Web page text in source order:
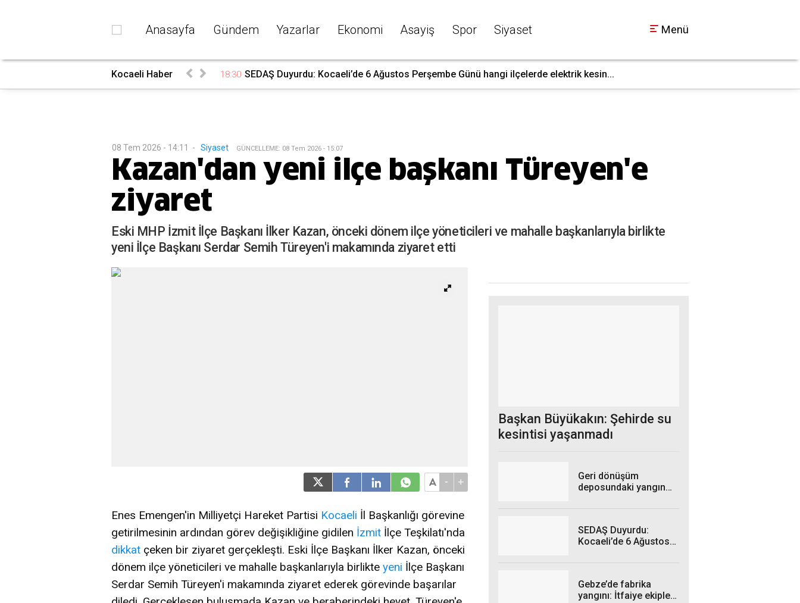
Anasayfa Gündem Yazarlar Ekonomi Asayiş Spor Siyaset Menü
Kocaeli Haber 18:30 SEDAŞ Duyurdu: Kocaeli’de 6 Ağustos Perşembe Günü hangi ilçelerde elektrik kesin...
08 Tem 2026 - 14:11 - Siyaset GÜNCELLEME: 08 Tem 2026 - 15:07
Kazan'dan yeni ilçe başkanı Türeyen'e
ziyaret
Eski MHP İzmit İlçe Başkanı İlker Kazan, önceki dönem ilçe yöneticileri ve mahalle başkanlarıyla birlikte
yeni İlçe Başkanı Serdar Semih Türeyen'i makamında ziyaret etti
- +
Enes Emengen'in Milliyetçi Hareket Partisi Kocaeli İl Başkanlığı görevine
getirilmesinin ardından görev değişikliğine gidilen İzmit İlçe Teşkilatı'nda
dikkat çeken bir ziyaret gerçekleşti. Eski İlçe Başkanı İlker Kazan, önceki
dönem ilçe yöneticileri ve mahalle başkanlarıyla birlikte yeni İlçe Başkanı
Serdar Semih Türeyen'i makamında ziyaret ederek görevinde başarılar
Başkan Büyükakın: Şehirde su
kesintisi yaşanmadı
Geri dönüşüm
deposundaki yangın
SEDAŞ Duyurdu:
Kocaeli’de 6 Ağustos
Gebze’de fabrika
yangını: İtfaiye ekipleri